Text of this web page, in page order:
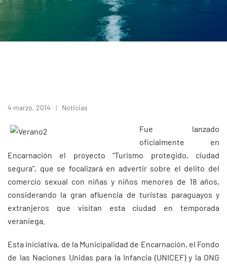
4 marzo, 2014 Noticias
Fue lanzado
oficialmente en
Encarnación el proyecto “Turismo protegido, ciudad
segura”, que se focalizará en advertir sobre el delito del
comercio sexual con niñas y niños menores de 18 años,
considerando la gran afluencia de turistas paraguayos y
extranjeros que visitan esta ciudad en temporada
veraniega.
Esta iniciativa, de la Municipalidad de Encarnación, el Fondo
de las Naciones Unidas para la Infancia (UNICEF) y la ONG